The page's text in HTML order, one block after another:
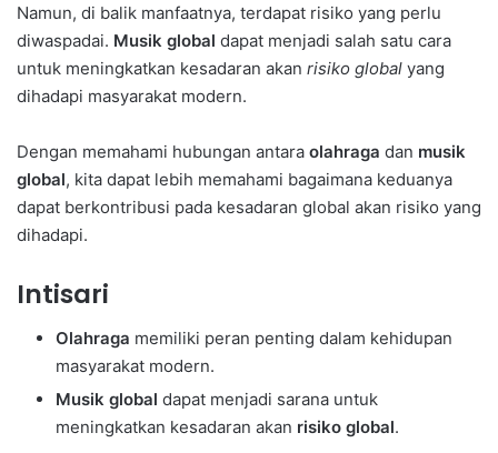
Namun, di balik manfaatnya, terdapat risiko yang perlu
diwaspadai. Musik global dapat menjadi salah satu cara
untuk meningkatkan kesadaran akan risiko global yang
dihadapi masyarakat modern.
Dengan memahami hubungan antara olahraga dan musik
global, kita dapat lebih memahami bagaimana keduanya
dapat berkontribusi pada kesadaran global akan risiko yang
dihadapi.
Intisari
Olahraga memiliki peran penting dalam kehidupan
masyarakat modern.
Musik global dapat menjadi sarana untuk
meningkatkan kesadaran akan risiko global.